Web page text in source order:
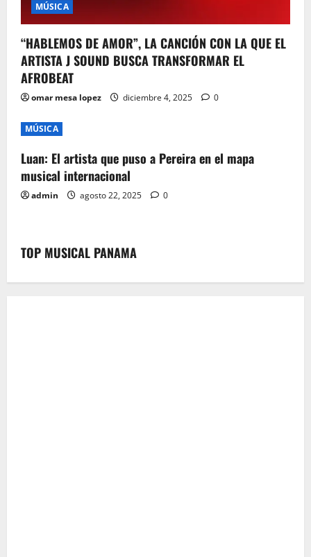
MÚSICA
“HABLEMOS DE AMOR”, LA CANCIÓN CON LA QUE EL
ARTISTA J SOUND BUSCA TRANSFORMAR EL
AFROBEAT
omar mesa lopez diciembre 4, 2025 0
MÚSICA
Luan: El artista que puso a Pereira en el mapa
musical internacional
admin agosto 22, 2025 0
TOP MUSICAL PANAMA